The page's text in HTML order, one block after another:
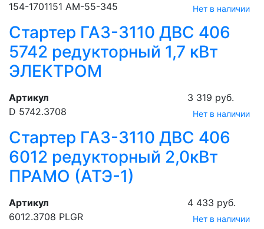
154-1701151 АМ-55-345
Нет в наличии
Стартер ГАЗ-3110 ДВС 406
5742 редукторный 1,7 кВт
ЭЛЕКТРОМ
Артикул
D 5742.3708
3 319 руб.
Нет в наличии
Стартер ГАЗ-3110 ДВС 406
6012 редукторный 2,0кВт
ПРАМО (АТЭ-1)
Артикул
6012.3708 PLGR
4 433 руб.
Нет в наличии